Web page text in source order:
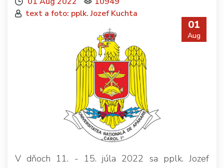
text a foto: pplk. Jozef Kuchta
01
Aug
V dňoch 11. - 15. júla 2022 sa pplk. Jozef